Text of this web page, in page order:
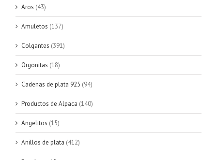
Aros (43)
Amuletos (137)
Colgantes (391)
Orgonitas (18)
Cadenas de plata 925 (94)
Productos de Alpaca (140)
Angelitos (15)
Anillos de plata (412)